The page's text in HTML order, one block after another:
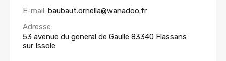
E-mail: baubaut.ornella@wanadoo.fr
Adresse:
53 avenue du general de Gaulle 83340 Flassans
sur Issole